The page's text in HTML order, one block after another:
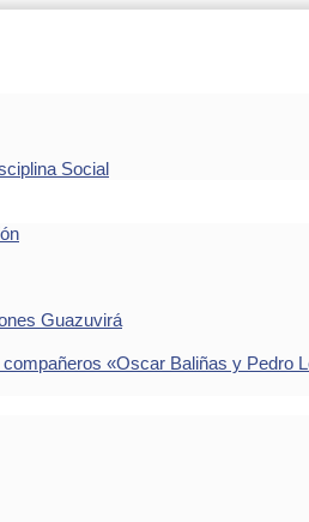
Social
Guazuvirá
«Oscar Baliñas y Pedro